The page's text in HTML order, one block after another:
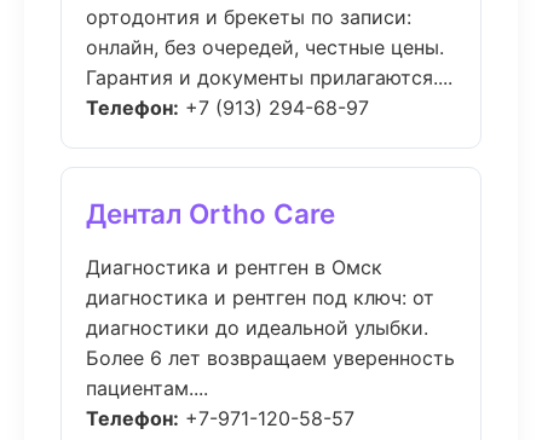
ортодонтия и брекеты по записи:
онлайн, без очередей, честные цены.
Гарантия и документы прилагаются....
Телефон: +7 (913) 294-68-97
Дентал Ortho Care
Диагностика и рентген в Омск
диагностика и рентген под ключ: от
диагностики до идеальной улыбки.
Более 6 лет возвращаем уверенность
пациентам....
Телефон: +7-971-120-58-57